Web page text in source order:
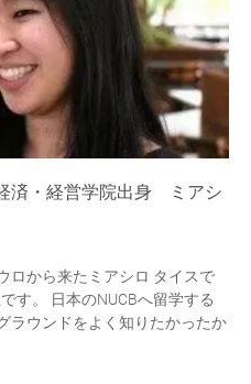
済・経営学院出身 ミアシ
ロから来たミアシロ タイスで
す。 日本のNUCBへ留学する
ラウンドをよく知りたかったか